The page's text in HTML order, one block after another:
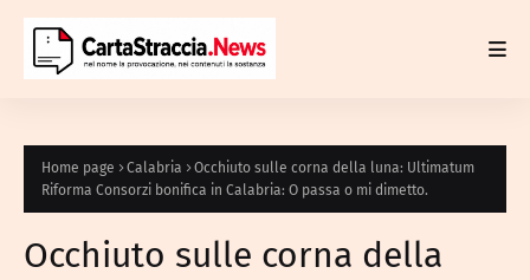
Home page Calabria
Occhiuto sulle corna della luna: Ultimatum
Riforma Consorzi bonifica in Calabria: O passa o mi dimetto.
Occhiuto sulle corna della